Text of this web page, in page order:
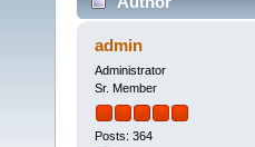
admin
Administrator
Sr. Member
Posts: 364